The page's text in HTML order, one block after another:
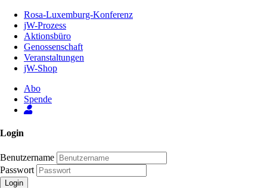
Inhalt
Seite
Rosa-Luxemburg-Konferenz
jW-Prozess
Aktionsbüro
Genossenschaft
Veranstaltungen
jW-Shop
Abo
Spende
Login
Benutzername
Passwort
Login